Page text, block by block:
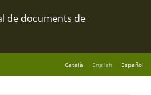
Català English Español